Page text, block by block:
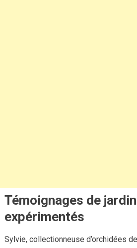
Témoignages de
expérimentés
Sylvie, collectionneuse d’orchidées